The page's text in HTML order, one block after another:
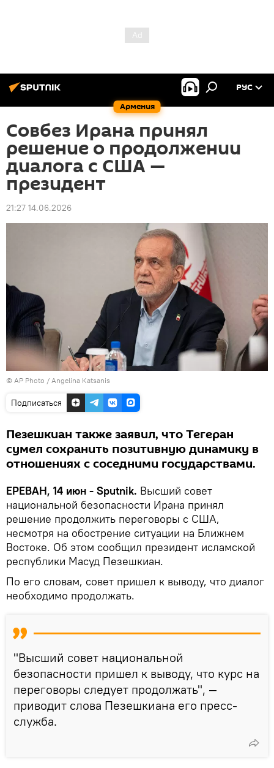
Армения
РУС
Совбез Ирана принял
решение о продолжении
диалога с США —
президент
21:27 14.06.2026
© AP Photo / Angelina Katsanis
Подписаться
Пезешкиан также заявил, что Тегеран
сумел сохранить позитивную динамику в
отношениях с соседними государствами.
ЕРЕВАН, 14 июн - Sputnik. Высший совет
национальной безопасности Ирана принял
решение продолжить переговоры с США,
несмотря на обострение ситуации на Ближнем
Востоке. Об этом сообщил президент исламской
республики Масуд Пезешкиан.
По его словам, совет пришел к выводу, что диалог
необходимо продолжать.
"Высший совет национальной
безопасности пришел к выводу, что курс на
переговоры следует продолжать", —
приводит слова Пезешкиана его пресс-
служба.